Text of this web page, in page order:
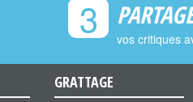
3 vos critiques
GRATTAGE